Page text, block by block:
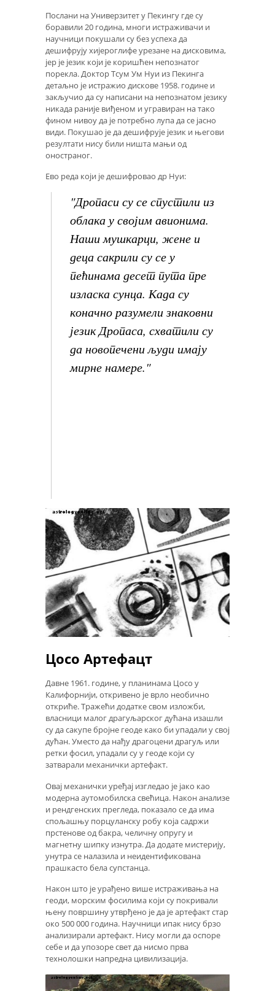
Послани на Универзитет у Пекингу где су
боравили 20 година, многи истраживачи и
научници покушали су без успеха да
дешифрују хијероглифе урезане на дисковима,
јер је језик који је коришћен непознатог
порекла. Доктор Тсум Ум Нуи из Пекинга
детаљно је истражио дискове 1958. године и
закључио да су написани на непознатом језику
никада раније виђеном и угравиран на тако
фином нивоу да је потребно лупа да се јасно
види. Покушао је да дешифрује језик и његови
резултати нису били ништа мањи од
оностраног.
Ево реда који је дешифровао др Нуи:
"Дропаси су се спустили из
облака у својим авионима.
Наши мушкарци, жене и
деца сакрили су се у
пећинама десет пута пре
изласка сунца. Када су
коначно разумели знаковни
језик Дропаса, схватили су
да новопечени људи имају
мирне намере."
Цосо Артефацт
Давне 1961. године, у планинама Цосо у
Калифорнији, откривено је врло необично
откриће. Тражећи додатке свом изложби,
власници малог драгуљарског дућана изашли
су да сакупе бројне геоде како би упадали у свој
дућан. Уместо да нађу драгоцени драгуљ или
ретки фосил, упадали су у геоде који су
затварали механички артефакт.
Овај механички уређај изгледао је јако као
модерна аутомобилска свећица. Након анализе
и рендгенских прегледа, показало се да има
спољашњу порцуланску робу која садржи
прстенове од бакра, челичну опругу и
магнетну шипку изнутра. Да додате мистерију,
унутра се налазила и неидентификована
прашкасто бела супстанца.
Након што је урађено више истраживања на
геоди, морским фосилима који су покривали
њену површину утврђено је да је артефакт стар
око 500 000 година. Научници ипак нису брзо
анализирали артефакт. Нису могли да оспоре
себе и да упозоре свет да нисмо прва
технолошки напредна цивилизација.